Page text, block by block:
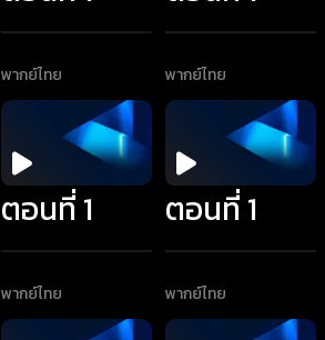
พากย์ไทย พากย์ไทย
ตอนที่ 1
พากย์ไทย
ตอนที่ 1
พากย์ไทย